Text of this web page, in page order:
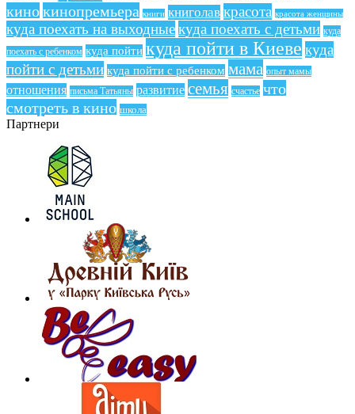
кинокинопремьера книги книголав красота красота женщины
куда поехать на выходныекуда поехать с детьми куда
поехать с ребенком куда пойти куда пойти в Киеве куда
пойти с детьми куда пойти с ребенком мама опыт мамы
отношения письма Татьяны развитие семья счастье что
смотреть в кино школа
Партнери